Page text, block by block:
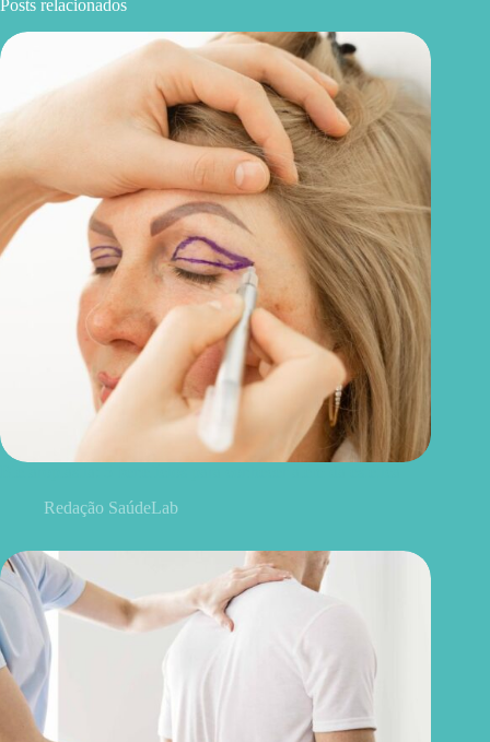
Posts relacionados
Redação SaúdeLab